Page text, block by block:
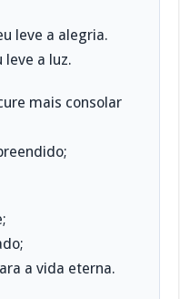
leve a alegria.
leve a luz.
mais consolar
a vida eterna.